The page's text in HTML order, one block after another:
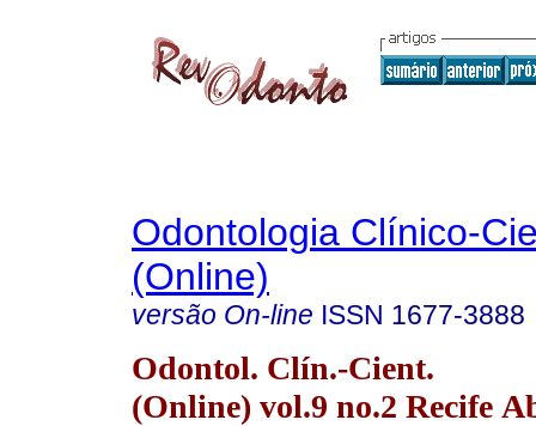
Odontologia Clínico-
(Online)
versão On-line ISSN 1677-3888
Odontol. Clín.-Cient.
(Online) vol.9 no.2 Recife